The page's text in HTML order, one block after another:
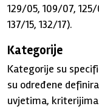
129/05, 109/07,
137/15, 132/17).
Kategorije
Kategorije su
su određene
uvjetima,